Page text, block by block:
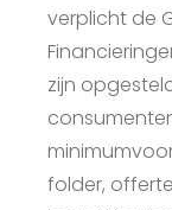
verplicht de
zijn
folder,